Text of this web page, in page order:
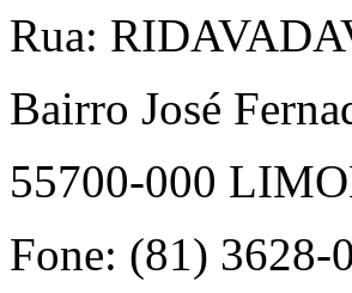
Rua:
Bairro José
55700-000
Fone: (81) 3628-